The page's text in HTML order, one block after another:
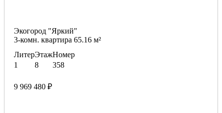
Экогород "Яркий"
3-комн. квартира 65.16 м²
Литер
1
Этаж
8
Номер
358
9 969 480 ₽